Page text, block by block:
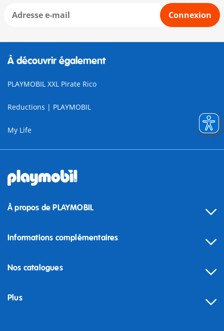
Connexion
À découvrir également
PLAYMOBIL XXL Pirate Rico
Reductions | PLAYMOBIL
My Life
À propos de PLAYMOBIL
Informations complémentaires
Nos catalogues
Plus